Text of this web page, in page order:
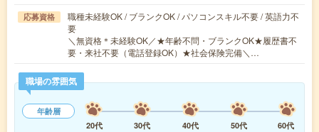
応募資格
職種未経験OK / ブランクOK / パソコンスキル不要 / 英語力不
要
＼無資格＊未経験OK／★年齢不問・ブランクOK★履歴書不
要・来社不要（電話登録OK）★社会保険完備＼…
職場の雰囲気
年齢層
20代
30代 40代 50代
60代